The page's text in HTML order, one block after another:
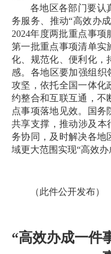
各地区各部门要认
务服务、推动“高效办
2024年度两批重点事项
第一批重点事项清单实
化、规范化、便利化，
感。各地区要加强组织
攻坚，依托全国一体化
约整合和互联互通，不
点事项落地见效。国务
共享支撑，推动涉及本
务协同，及时解决各地
域更大范围实现“高效办
（此件公开发布）
“高效办成一件